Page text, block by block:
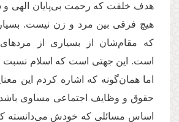
هدف خلقت که رحمت بی‌پایان الهی و
هیچ فرقی بین مرد و زن نیست.
که مقام‌شان از بسیاری از مردهای
است. این جهتی است که اسلام نسبت
اما همان‌گونه که اشاره کردم این
حقوق و وظایف اجتماعی مساوی باشد.
اساس مسائلی که خودش می‌دانسته